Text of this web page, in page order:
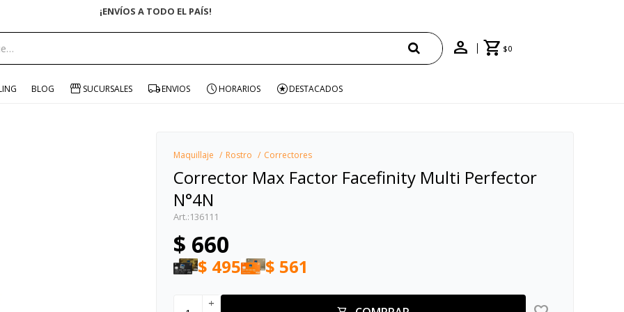
$0
BLOG SUCURSALES ENVIOS HORARIOS DESTACADOS
Maquillaje Rostro Correctores
Corrector Max Factor Facefinity Multi Perfector
N°4N
136111
$ 660
$ 495 $ 561
add